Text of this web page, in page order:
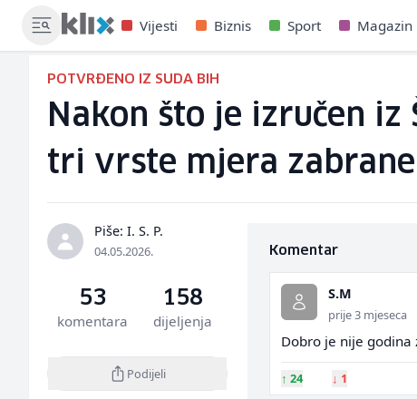
Vijesti Biznis Sport Magazin
POTVRĐENO IZ SUDA BIH
Nakon što je izručen iz
tri vrste mjera zabrane
Piše: I. S. P.
04.05.2026.
53
komentara
158
dijeljenja
Podijeli
Komentar
S.M
prije 3 mjeseca
Dobro je nije godina
↑ 24 ↓ 1